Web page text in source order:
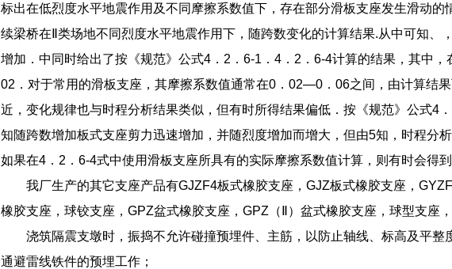
标出在低烈度水平地震作用及不同摩擦系数值下，存在部分滑板支座发生滑动
续梁桥在Ⅱ类场地不同烈度水平地震作用下，随跨数变化的计算结果.从中可知、
增加．中同时给出了按《规范》公式4．2．6-1．4．2．6-4计算的结果，其中
02．对于常用的滑板支座，其摩擦系数值通常在0．02—0．06之间，由计算结
近，变化规律也与时程分析结果类似，但有时所得结果偏低．按《规范》公式4
知随跨数增加板式支座剪力迅速增加，并随烈度增加而增大，但由5知，时程分
如果在4．2．6-4式中使用滑板支座所具有的实际摩擦系数值计算，则有时会得
我厂生产的其它支座产品有GJZF4板式橡胶支座，GJZ板式橡胶支座，
橡胶支座，球铰支座，GPZ盆式橡胶支座，GPZ（Ⅱ）盆式橡胶支座，球型支座，
浇筑隔震支墩时，振捣不允许碰撞预埋件、主筋，以防止轴线、标高及平
通避雷线铁件的预埋工作；